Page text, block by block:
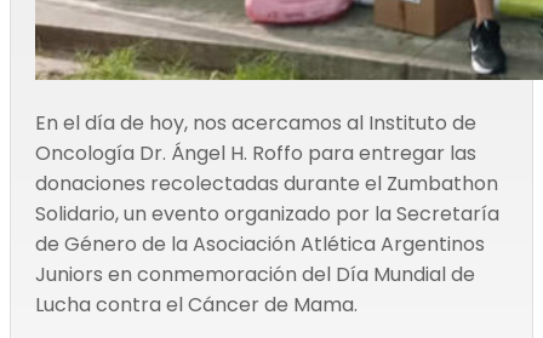
En el día de hoy, nos acercamos al Instituto de
Oncología Dr. Ángel H. Roffo para entregar las
donaciones recolectadas durante el Zumbathon
Solidario, un evento organizado por la Secretaría
de Género de la Asociación Atlética Argentinos
Juniors en conmemoración del Día Mundial de
Lucha contra el Cáncer de Mama.